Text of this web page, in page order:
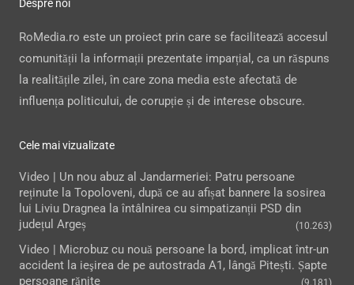
Despre noi
RoMedia.ro este un proiect prin care se facilitează accesul
comunității la informații prezentate imparțial, ca un răspuns
la realitățile zilei, în care zona media este afectată de
influența politicului, de corupție și de interese obscure.
Cele mai vizualizate
Video | Un nou abuz al Jandarmeriei: Patru persoane
reținute la Topoloveni, după ce au afișat bannere la sosirea
lui Liviu Dragnea la întâlnirea cu simpatizanții PSD din
județul Argeș
(10.263)
Video | Microbuz cu nouă persoane la bord, implicat într-un
accident la ieşirea de pe autostrada A1, lângă Pitești. Șapte
persoane rănite
(9.181)